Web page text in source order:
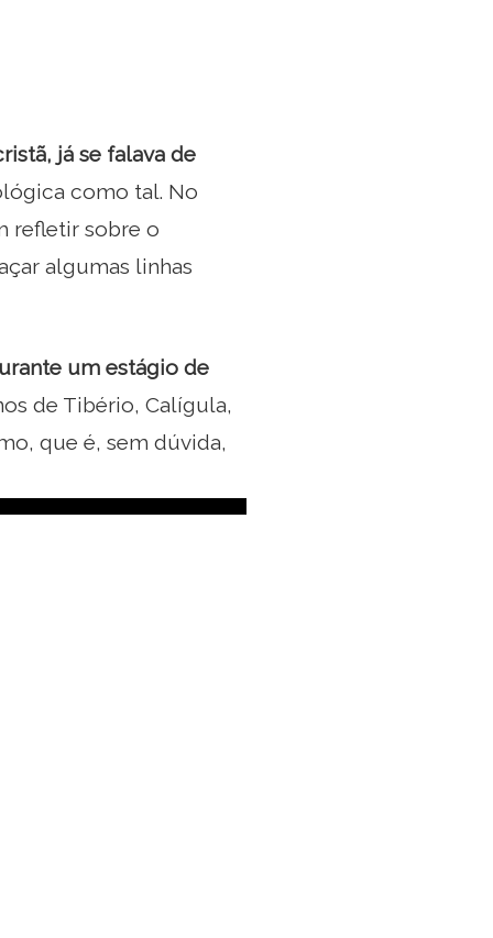
já se falava de
como tal. No
refletir sobre o
algumas linhas
um estágio de
de Tibério, Calígula,
que é, sem dúvida,